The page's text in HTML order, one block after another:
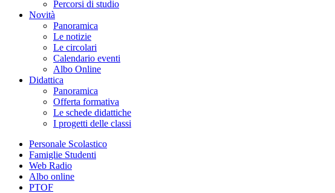
Percorsi di studio
Novità
Panoramica
Le notizie
Le circolari
Calendario eventi
Albo Online
Didattica
Panoramica
Offerta formativa
Le schede didattiche
I progetti delle classi
Personale Scolastico
Famiglie Studenti
Web Radio
Albo online
PTOF